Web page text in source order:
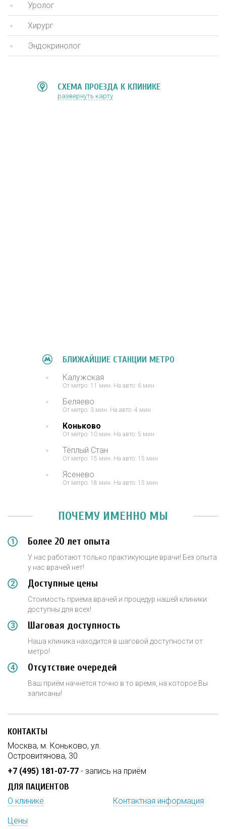
Уролог
Хирург
Эндокринолог
СХЕМА ПРОЕЗДА К КЛИНИКЕ
развернуть карту
БЛИЖАЙШИЕ СТАНЦИИ МЕТРО
Калужская
От метро: 11 мин. На авто: 6 мин
Беляево
От метро: 3 мин. На авто: 4 мин
Коньково
От метро: 10 мин. На авто: 5 мин
Тёплый Стан
От метро: 15 мин. На авто: 15 мин
Ясенево
От метро: 18 мин. На авто: 15 мин
ПОЧЕМУ ИМЕННО МЫ
Более 20 лет опыта
У нас работают только практикующие врачи! Без опыта
у нас врачей нет!
Доступные цены
Стоимость приема врачей и процедур нашей клиники
доступны для всех!
Шаговая доступность
Наша клиника находится в шаговой доступности от
метро!
Отсутствие очередей
Ваш приём начнется точно в то время, на которое Вы
записаны!
КОНТАКТЫ
Москва, м. Коньково, ул.
Островитянова, 30
+7 (495) 181-07-77 - запись на приём
ДЛЯ ПАЦИЕНТОВ
О клинике Контактная информация
Цены